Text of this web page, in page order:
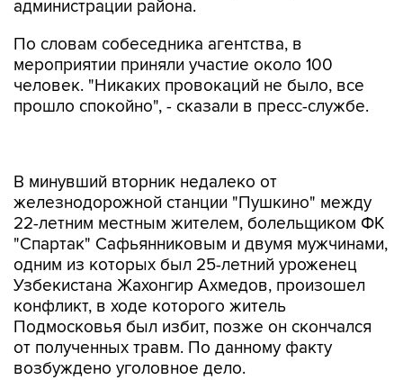
администрации района.
По словам собеседника агентства, в
мероприятии приняли участие около 100
человек. "Никаких провокаций не было, все
прошло спокойно", - сказали в пресс-службе.
В минувший вторник недалеко от
железнодорожной станции "Пушкино" между
22-летним местным жителем, болельщиком ФК
"Спартак" Сафьянниковым и двумя мужчинами,
одним из которых был 25-летний уроженец
Узбекистана Жахонгир Ахмедов, произошел
конфликт, в ходе которого житель
Подмосковья был избит, позже он скончался
от полученных травм. По данному факту
возбуждено уголовное дело.